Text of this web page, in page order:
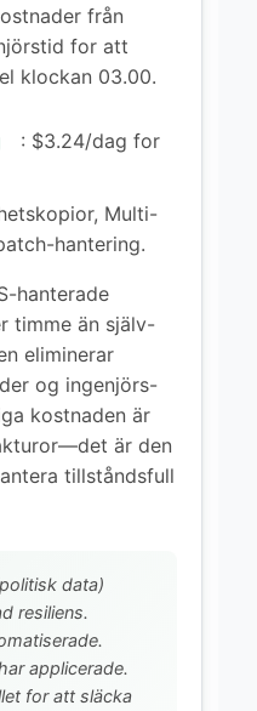
från
for att
klockan 03.00.
: $3.24/dag for
Multi-
hantering.
hanterade
timme än själv-
eliminerar
og ingenjörs-
kostnaden är
är den
tillståndsfull
data)
resiliens.
applicerade.
for att släcka